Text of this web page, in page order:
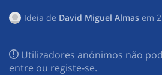
Ideia de David Miguel Almas em
Utilizadores anónimos não
entre ou registe-se.